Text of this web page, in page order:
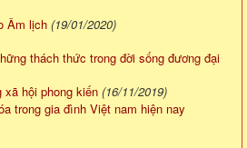
Âm lịch (19/01/2020)
thách thức trong đời sống đương đại
xã hội phong kiến (16/11/2019)
trong gia đình Việt nam hiện nay